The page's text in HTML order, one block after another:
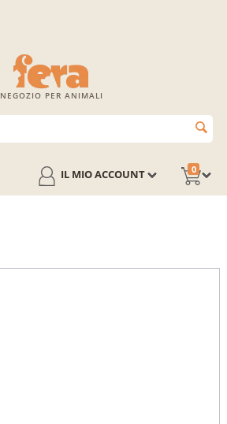
NEGOZIO PER ANIMALI
0
IL MIO ACCOUNT